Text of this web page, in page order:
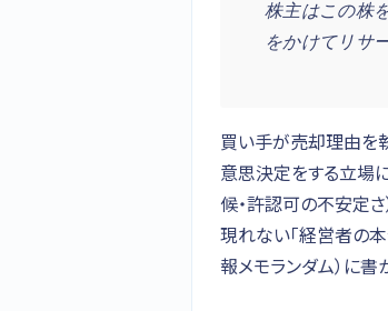
株主はこの株
をかけてリサ
買い手が売却理由を
意思決定をする立場
候・許認可の不安定
現れない「経営者の
報メモランダム）に